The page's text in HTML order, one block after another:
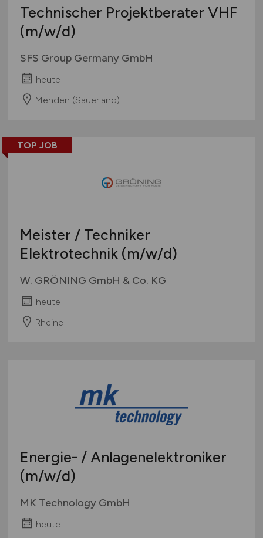
Technischer Projektberater VHF
(m/w/d)
SFS Group Germany GmbH
heute
Menden (Sauerland)
TOP JOB
Meister / Techniker
Elektrotechnik (m/w/d)
W. GRÖNING GmbH & Co. KG
heute
Rheine
Energie- / Anlagenelektroniker
(m/w/d)
MK Technology GmbH
heute